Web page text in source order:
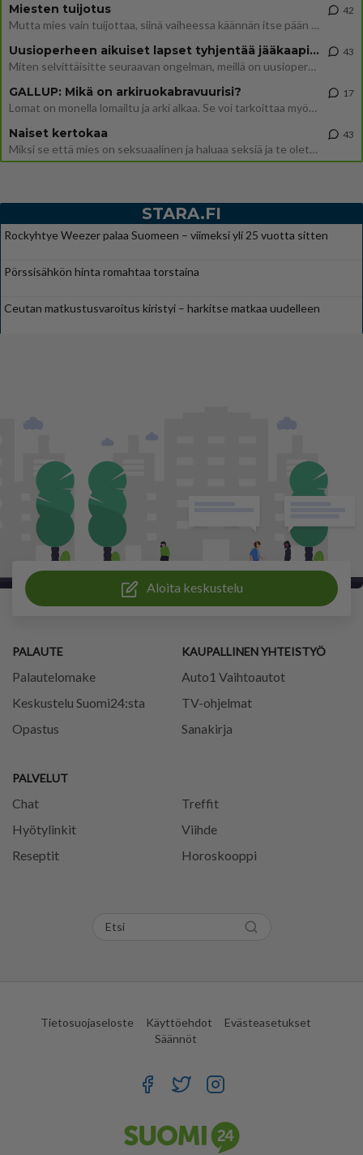
Miesten tuijotus
Mutta mies vain tuijottaa, siinä vaiheessa käännän itse pään pois. Mikä juttu? Yleensä jos joku tuijottaa tai katsoo, hä
42
Uusioperheen aikuiset lapset tyhjentää jääkaapin käydessään
Miten selvittäisitte seuraavan ongelman, meillä on uusioperhe, minulla teini-ikäiset lapset ja puolisolla aikuiset, jotk
43
GALLUP: Mikä on arkiruokabravuurisi?
Lomat on monella lomailtu ja arki alkaa. Se voi tarkoittaa myös sitä, että grillailut on grillattu ja palataan arjen ruo
17
Naiset kertokaa
Miksi se että mies on seksuaalinen ja haluaa seksiä ja te olette hänen mielestänne haluttava on vastenmielistä? Mikä sii
43
STARA.FI
Rockyhtye Weezer palaa Suomeen – viimeksi yli 25 vuotta sitten
Pörssisähkön hinta romahtaa torstaina
Ceutan matkustusvaroitus kiristyi – harkitse matkaa uudelleen
Aloita keskustelu
PALAUTE
Palautelomake
Keskustelu Suomi24:sta
Opastus
PALVELUT
Chat
Treffit
Hyötylinkit
Viihde
Reseptit
Horoskooppi
KAUPALLINEN YHTEISTYÖ
Auto1 Vaihtoautot
TV-ohjelmat
Sanakirja
Tietosuojaseloste Käyttöehdot
Evästeasetukset
Säännöt